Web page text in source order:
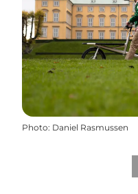
Photo: Daniel Rasmussen